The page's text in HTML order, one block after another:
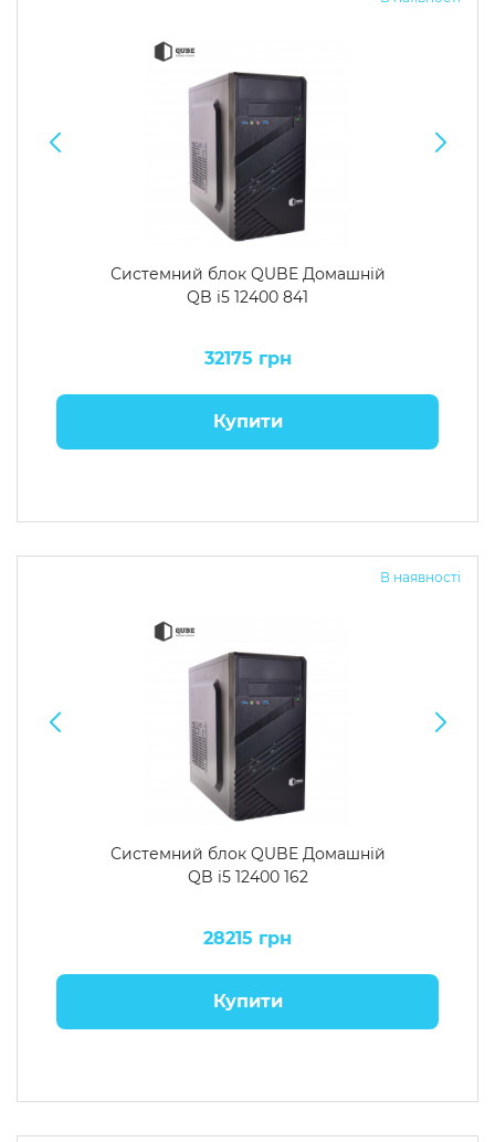
Системний блок QUBE Домашній
QB i5 12400 841
32175 грн
Купити
В наявності
Системний блок QUBE Домашній
QB i5 12400 162
28215 грн
Купити